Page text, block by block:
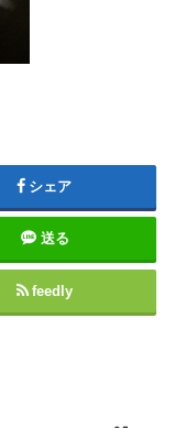
シェア
送る
feedly